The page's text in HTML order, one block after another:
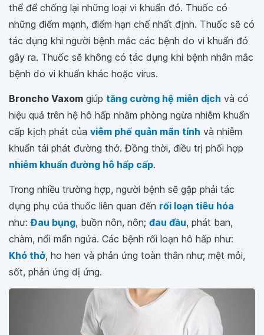
thể để chống lại những loại vi khuẩn đó. Thuốc có
những điểm mạnh, điểm hạn chế nhất định. Thuốc sẽ có
tác dụng khi người bệnh mắc các bệnh do vi khuẩn đó
gây ra. Thuốc sẽ không có tác dụng khi bệnh nhân mắc
bệnh do vi khuẩn khác hoặc virus.
Broncho Vaxom giúp tăng cường hệ miễn dịch và có
hiệu quả trên hệ hô hấp nhằm phòng ngừa nhiễm khuẩn
cấp kịch phát của viêm phế quản mãn tính và nhiễm
khuẩn tái phát đường thở. Đồng thời, điều trị phối hợp
nhiễm khuẩn đường hô hấp cấp.
Trong nhiều trường hợp, người bệnh sẽ gặp phải tác
dụng phụ của thuốc liên quan đến rối loạn tiêu hóa
như:Đau bụng, buồn nôn, nôn; đau đầu, phát ban,
chàm, nổi mẩn ngứa. Các bệnh rối loạn hô hấp như:
Khó thở, ho hen và phản ứng toàn thân như; mệt mỏi,
sốt, phản ứng dị ứng.